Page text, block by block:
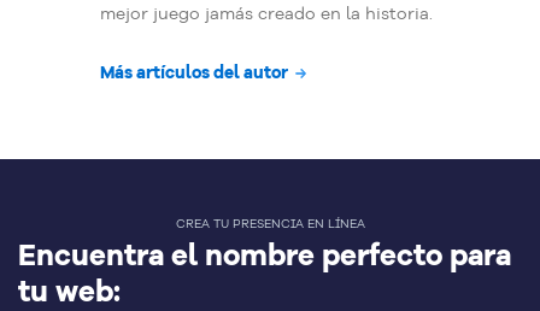
mejor juego jamás creado en la historia.
Más artículos del autor
CREA TU PRESENCIA EN LÍNEA
Encuentra el nombre perfecto para
tu web: